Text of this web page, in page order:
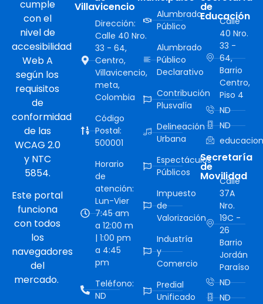
cumple
con el
nivel de
accesibilidad
Web A
según los
requisitos
de
conformidad
de las
WCAG 2.0
y NTC
5854.
Este portal
funciona
con todos
los
navegadores
del
mercado.
Villavicencio
Dirección:
Calle 40 Nro.
33 - 64,
Centro,
Villavicencio,
meta,
Colombia
Código
Postal:
500001
Horario
de
atención:
Lun-Vier
7:45 am
a 12:00 m
| 1:00 pm
a 4:45
pm
Teléfono:
ND
Alumbrado
Público
Alumbrado
Público
Declarativo
Contribución
Plusvalía
Delineación
Urbana
Espectáculos
Públicos
Impuesto
de
Valorización
Industría
y
Comercio
Predial
Unificado
de
Educación
Calle
40 Nro.
33 -
64,
Barrio
Centro,
Piso 4
ND
ND
Secretaría
de
Movilidad
Calle
37A
Nro.
19C -
26
Barrio
Jordán
Paraíso
ND
ND